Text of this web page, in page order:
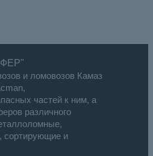
и ломовозов Камаз
частей к ним, а
различного
сортирующие и